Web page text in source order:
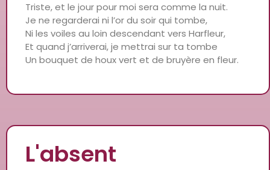
Triste, et le jour pour moi sera comme la nuit.
Je ne regarderai ni l’or du soir qui tombe,
Ni les voiles au loin descendant vers Harfleur,
Et quand j’arriverai, je mettrai sur ta tombe
Un bouquet de houx vert et de bruyère en fleur.
L'absent